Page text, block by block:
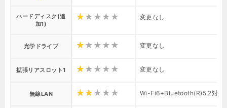
ハードディスク(追
加1)
変更なし
光学ドライブ 変更なし
拡張リアスロット1 変更なし
無線LAN Wi-Fi6+Bluetooth(R)5.2対応